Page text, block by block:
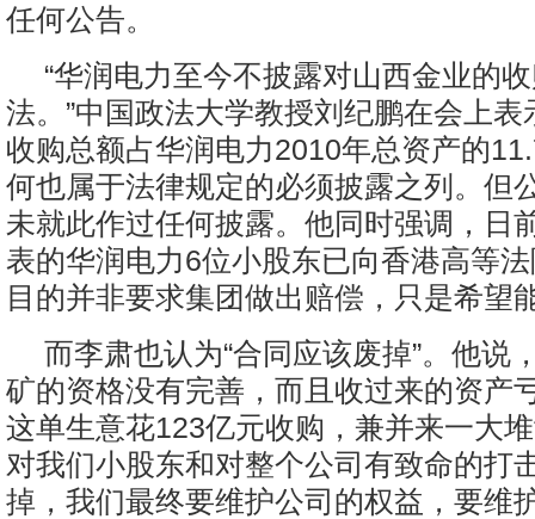
任何公告。
“华润电力至今不披露对山西金业的
法。”中国政法大学教授刘纪鹏在会上
收购总额占华润电力2010年总资产的
何也属于法律规定的必须披露之列。但
未就此作过任何披露。他同时强调，日
表的华润电力6位小股东已向香港高等
目的并非要求集团做出赔偿，只是希望
而李肃也认为“合同应该废掉”。他说
矿的资格没有完善，而且收过来的资产
这单生意花123亿元收购，兼并来一大
对我们小股东和对整个公司有致命的打
掉，我们最终要维护公司的权益，要维